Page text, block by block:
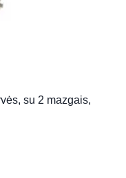
su 2 mazgais,